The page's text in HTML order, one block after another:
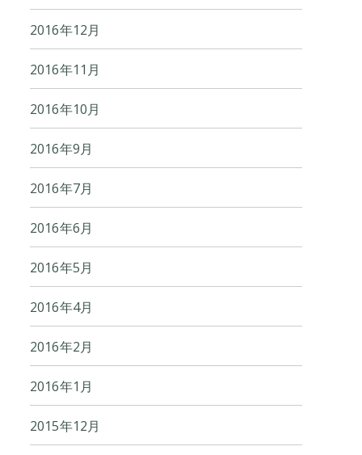
2016年12月
2016年11月
2016年10月
2016年9月
2016年7月
2016年6月
2016年5月
2016年4月
2016年2月
2016年1月
2015年12月